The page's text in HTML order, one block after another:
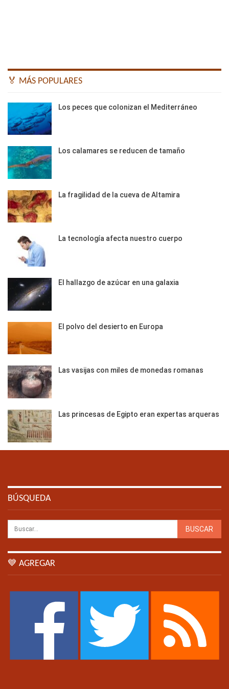
🏅 MÁS POPULARES
Los peces que colonizan el Mediterráneo
Los calamares se reducen de tamaño
La fragilidad de la cueva de Altamira
La tecnología afecta nuestro cuerpo
El hallazgo de azúcar en una galaxia
El polvo del desierto en Europa
Las vasijas con miles de monedas romanas
Las princesas de Egipto eran expertas arqueras
BÚSQUEDA
💙 AGREGAR